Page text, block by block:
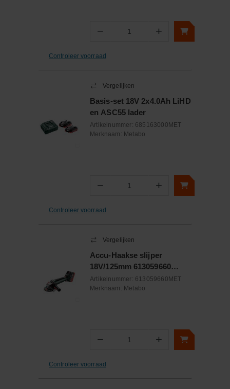
− Aantal +
Controleer voorraad
Vergelijken
Basis-set 18V 2x4.0Ah LiHD
en ASC55 lader
Artikelnummer: 685163000MET
Merknaam: Metabo
− Aantal +
Controleer voorraad
Vergelijken
Accu-Haakse slijper
18V/125mm 613059660
Metabo
Artikelnummer: 613059660MET
Merknaam: Metabo
− Aantal +
Controleer voorraad